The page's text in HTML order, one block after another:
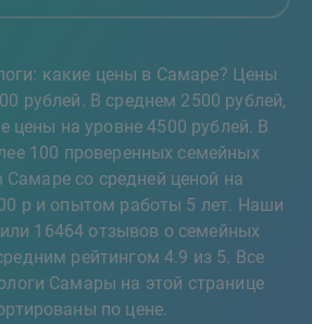
какие цены в Самаре? Цены
рублей. В среднем 2500 рублей,
цены на уровне 4500 рублей. В
100 проверенных семейных
Самаре со средней ценой на
р и опытом работы 5 лет. Наши
16464 отзывов о семейных
рейтингом 4.9 из 5. Все
Самары на этой странице
по цене.